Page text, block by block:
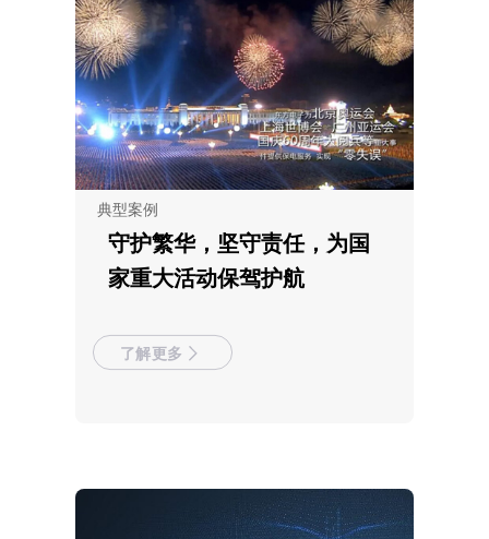
典型案例
守护繁华，坚守责任，为国
家重大活动保驾护航
了解更多